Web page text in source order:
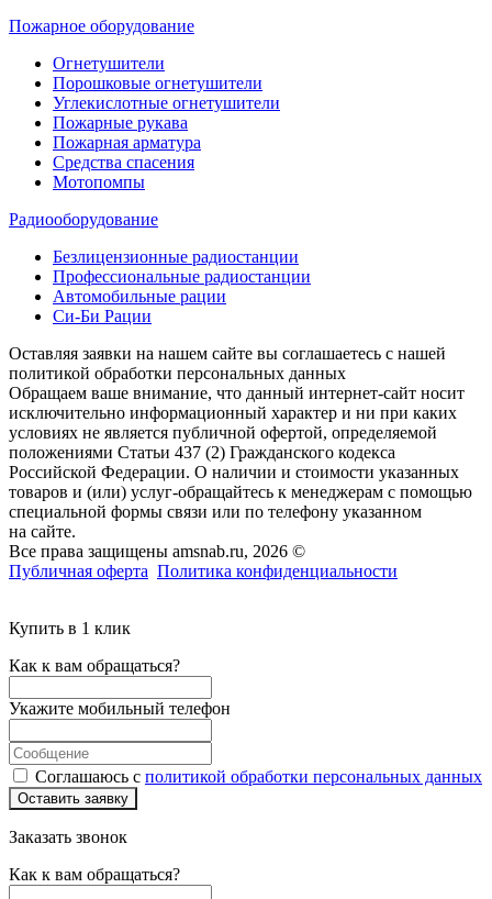
Пожарное оборудование
Огнетушители
Порошковые огнетушители
Углекислотные огнетушители
Пожарные рукава
Пожарная арматура
Средства спасения
Мотопомпы
Радиооборудование
Безлицензионные радиостанции
Профессиональные радиостанции
Автомобильные рации
Си-Би Рации
Оставляя заявки на нашем сайте вы соглашаетесь с нашей
политикой обработки персональных данных
Обращаем ваше внимание, что данный интернет-сайт носит
исключительно информационный характер и ни при каких
условиях не является публичной офертой, определяемой
положениями Статьи 437 (2) Гражданского кодекса
Российской Федерации. О наличии и стоимости указанных
товаров и (или) услуг-обращайтесь к менеджерам с помощью
специальной формы связи или по телефону указанном
на сайте.
Все права защищены amsnab.ru, 2026 ©
Публичная оферта Политика конфиденциальности
Купить в 1 клик
Как к вам обращаться?
Укажите мобильный телефон
Соглашаюсь с политикой обработки персональных данных
Оставить заявку
Заказать звонок
Как к вам обращаться?